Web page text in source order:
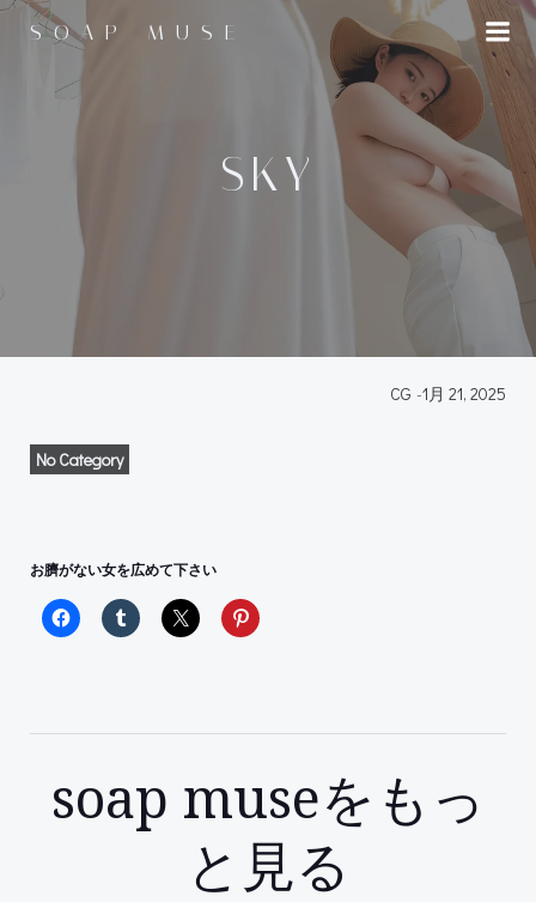
コ
へ
ス
SOAP MUSE
SKY
CG -1月 21, 2025
No Category
お臍がない女を広めて下さい
soap museをもっ
と見る